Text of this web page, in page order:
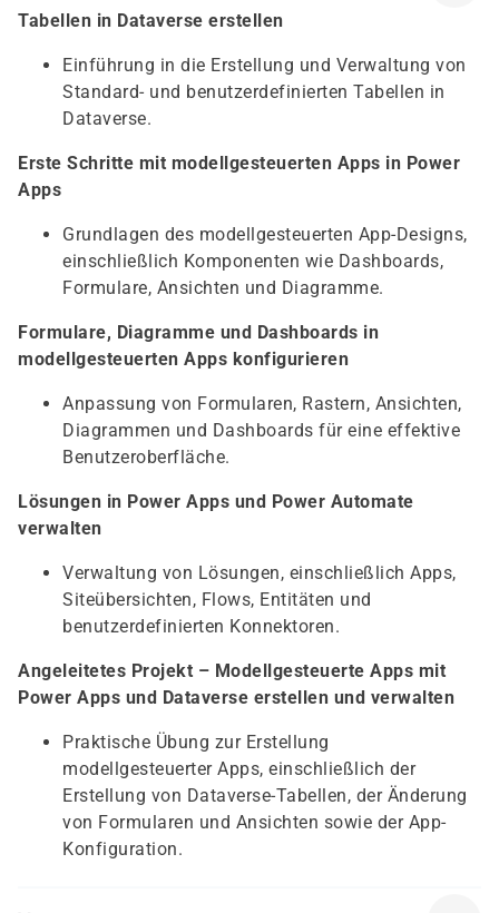
Tabellen in Dataverse erstellen
Einführung in die Erstellung und Verwaltung von
Standard- und benutzerdefinierten Tabellen in
Dataverse.
Erste Schritte mit modellgesteuerten Apps in Power
Apps
Grundlagen des modellgesteuerten App-Designs,
einschließlich Komponenten wie Dashboards,
Formulare, Ansichten und Diagramme.
Formulare, Diagramme und Dashboards in
modellgesteuerten Apps konfigurieren
Anpassung von Formularen, Rastern, Ansichten,
Diagrammen und Dashboards für eine effektive
Benutzeroberfläche.
Lösungen in Power Apps und Power Automate
verwalten
Verwaltung von Lösungen, einschließlich Apps,
Siteübersichten, Flows, Entitäten und
benutzerdefinierten Konnektoren.
Angeleitetes Projekt – Modellgesteuerte Apps mit
Power Apps und Dataverse erstellen und verwalten
Praktische Übung zur Erstellung
modellgesteuerter Apps, einschließlich der
Erstellung von Dataverse-Tabellen, der Änderung
von Formularen und Ansichten sowie der App-
Konfiguration.